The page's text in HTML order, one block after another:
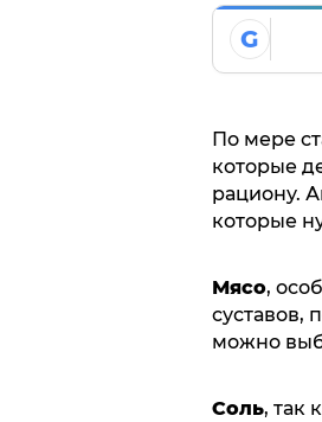
G
По мере
которые
рациону.
которые
Мясо,
суставов,
можно
Соль, так